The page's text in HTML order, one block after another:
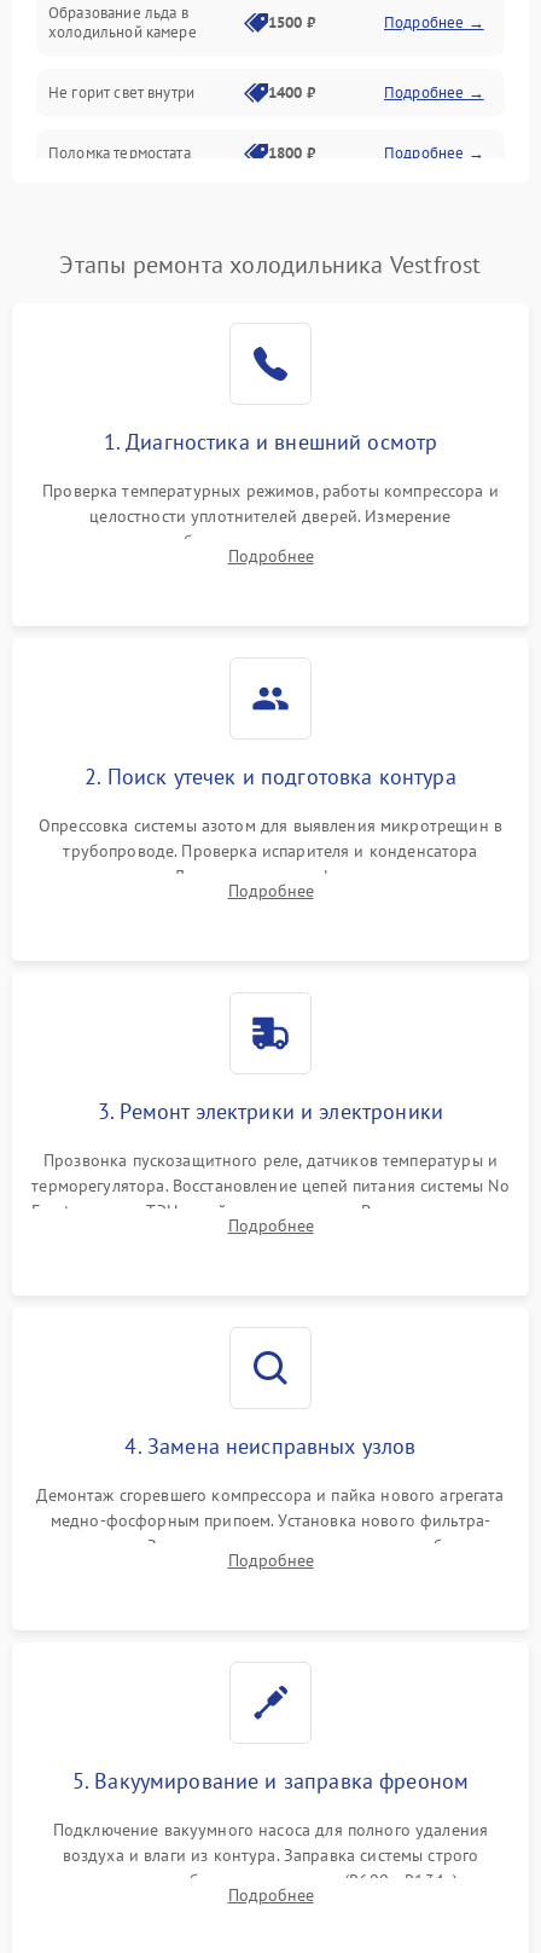
Образование льда в
холодильной камере
1500 ₽ Подробнее →
Не горит свет внутри 1400 ₽ Подробнее →
Поломка термостата 1800 ₽ Подробнее →
Поломка системы No Frost 2600 ₽ Подробнее →
работе
2000 ₽ Подробнее →
1000 ₽
1800 ₽
Этапы ремонта холодильника Vestfrost
1. Диагностика и внешний осмотр
Проверка температурных режимов, работы компрессора и
целостности уплотнителей дверей. Измерение
сопротивления обмоток мотора, проверка термостата и
считывание кодов ошибок с электронного дисплея.
Подробнее
2. Поиск утечек и подготовка контура
Опрессовка системы азотом для выявления микротрещин в
трубопроводе. Проверка испарителя и конденсатора
течеискателем. Демонтаж старого фильтра-осушителя и
продувка капиллярной трубки для устранения засоров.
Подробнее
3. Ремонт электрики и электроники
Прозвонка пускозащитного реле, датчиков температуры и
терморегулятора. Восстановление цепей питания системы No
Frost, включая ТЭН оттайки и вентилятор. Ремонт или замена
платы управления при сбоях алгоритмов.
Подробнее
4. Замена неисправных узлов
Демонтаж сгоревшего компрессора и пайка нового агрегата
медно-фосфорным припоем. Установка нового фильтра-
осушителя. Замена изношенных вентиляторов обдува,
сломанных заслонок или поврежденных дверных петель.
Подробнее
5. Вакуумирование и заправка фреоном
Подключение вакуумного насоса для полного удаления
воздуха и влаги из контура. Заправка системы строго
дозированным объемом хладагента (R600a, R134a) по
электронным весам. Контроль рабочего давления в системе.
Подробнее